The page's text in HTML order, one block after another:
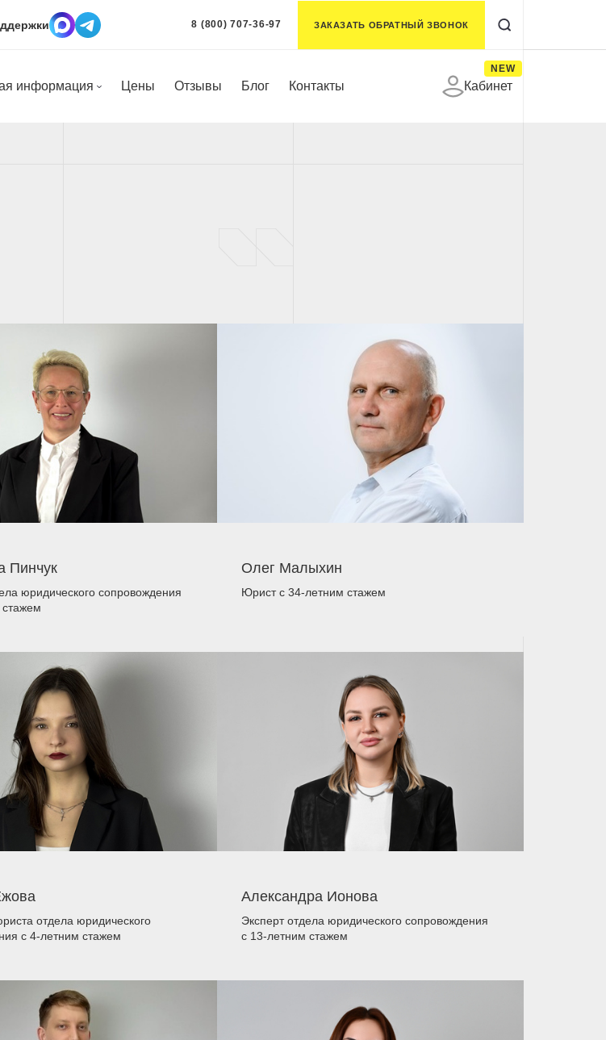
8 (800) 707-36-97 ЗАКАЗАТЬ ОБРАТНЫЙ ЗВОНОК
информация Цены Отзывы Блог Контакты Кабинет
NEW
Пинчук
юридического сопровождения
Олег Малыхин
Юристс 34-летним стажем
отдела юридического
с 4-летним стажем
Александра Ионова
Эксперт отдела юридического сопровождения
с 13-летним стажем